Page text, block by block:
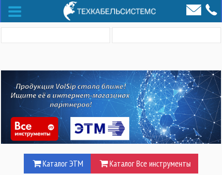
Каталог ЭТМ Каталог Все инструменты